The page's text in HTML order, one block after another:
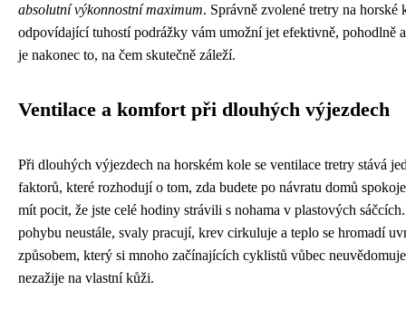
absolutní výkonnostní maximum. Správně zvolené tretry na horské
odpovídající tuhostí podrážky vám umožní jet efektivně, pohodlně
je nakonec to, na čem skutečně záleží.
Ventilace a komfort při dlouhých výjezdech
Při dlouhých výjezdech na horském kole se ventilace tretry stává
faktorů, které rozhodují o tom, zda budete po návratu domů
mít pocit, že jste celé hodiny strávili s nohama v plastových
pohybu neustále, svaly pracují, krev cirkuluje a teplo se hromadí
způsobem, který si mnoho začínajících cyklistů vůbec
nezažije na vlastní kůži.